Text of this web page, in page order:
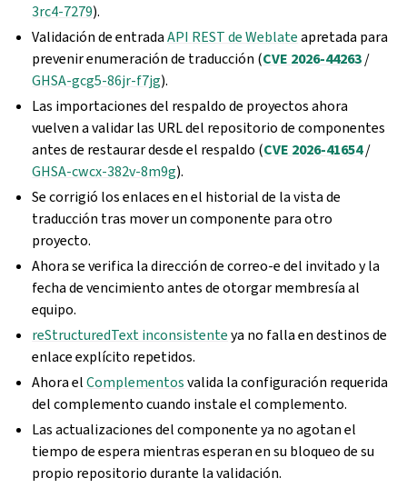
3rc4-7279).
Validación de entradaAPI REST de Weblateapretada para
prevenir enumeración de traducción (CVE 2026-44263/
GHSA-gcg5-86jr-f7jg).
Las importaciones del respaldo de proyectos ahora
vuelven a validar las URL del repositorio de componentes
antes de restaurar desde el respaldo (CVE 2026-41654/
GHSA-cwcx-382v-8m9g).
Se corrigió los enlaces en el historial de la vista de
traducción tras mover un componente para otro
proyecto.
Ahora se verifica la dirección de correo-e del invitado y la
fecha de vencimiento antes de otorgar membresía al
equipo.
reStructuredText inconsistenteya no falla en destinos de
enlace explícito repetidos.
Ahora elComplementosvalida la configuración requerida
del complemento cuando instale el complemento.
Las actualizaciones del componente ya no agotan el
tiempo de espera mientras esperan en su bloqueo de su
propio repositorio durante la validación.